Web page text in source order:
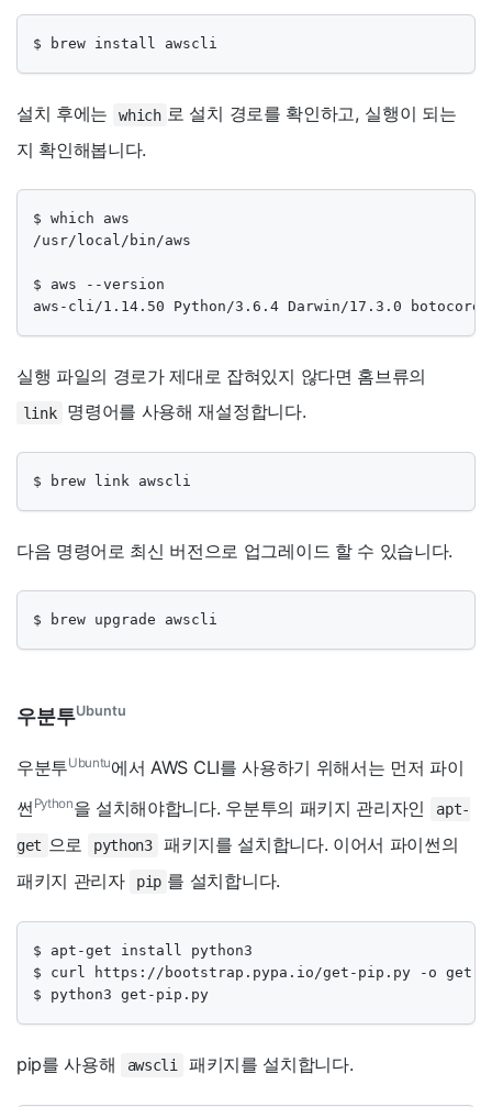
$ brew install awscli
설치 후에는 which 로 설치 경로를 확인하고, 실행이 되는
지 확인해봅니다.
$ which aws
/usr/local/bin/aws
$ aws --version
aws-cli/1.14.50 Python/3.6.4 Darwin/17.3.0
실행 파일의 경로가 제대로 잡혀있지 않다면 홈브류의
link 명령어를 사용해 재설정합니다.
$ brew link awscli
다음 명령어로 최신 버전으로 업그레이드 할 수 있습니다.
$ brew upgrade awscli
우분투Ubuntu
우분투Ubuntu에서 AWS CLI를 사용하기 위해서는 먼저 파이
썬 Python을 설치해야합니다. 우분투의 패키지 관리자인 apt-
get 으로 python3
패키지를 설치합니다. 이어서 파이썬의
패키지 관리자
pip 를 설치합니다.
$ apt-get install python3
$ curl https://bootstrap.pypa.io/get-pip.py -o get-
$ python3 get-pip.py
pip를 사용해 awscli 패키지를 설치합니다.